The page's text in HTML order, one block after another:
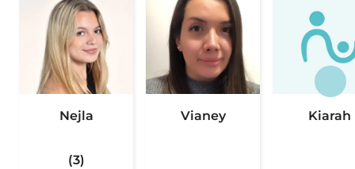
Nejla
(3)
Vianey Kiarah